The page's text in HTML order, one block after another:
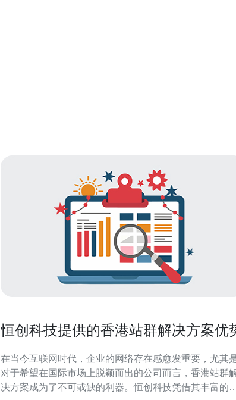
恒创科技提供的香港站群解决方案优
在当今互联网时代，企业的网络存在感愈发重要，尤其
对于希望在国际市场上脱颖而出的公司而言，香港站群
决方案成为了不可或缺的利器。恒创科技凭借其丰富的